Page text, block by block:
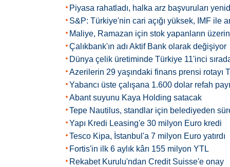
Piyasa rahatladı, halka arz başvuruları
S&P: Türkiye'nin cari açığı yüksek, IMF ile
Maliye, Ramazan için stok yapanların
Çalıkbank'ın adı Aktif Bank olarak değişiyor
Dünya çelik üretiminde Türkiye 11'inci
Azerilerin 29 yaşındaki finans prensi rotayı
Yabancı üste çalışana 1.600 dolar refah payı
Abant suyunu Kaya Holding satacak
Tepe Nautilus, standlar için belediyeden
Yapı Kredi Leasing'e 30 milyon Euro kredi
Tesco Kipa, İstanbul'a 7 milyon Euro yatırdı
Fortis'in ilk 6 aylık kârı 155 milyon YTL
Rekabet Kurulu'ndan Credit Suisse'e onay